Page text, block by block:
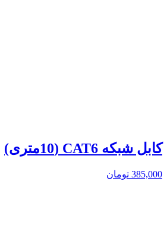
کابل شبکه CAT6 (10متری)
385,000 تومان